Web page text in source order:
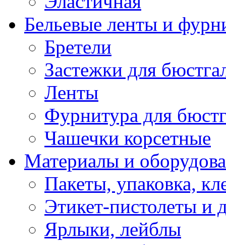
Бельевые ленты и
Бретели
Застежки для
Ленты
Фурнитура для
Чашечки корсетные
Материалы и
Пакеты, упаковка,
Этикет-пистолеты и
Ярлыки, лейблы